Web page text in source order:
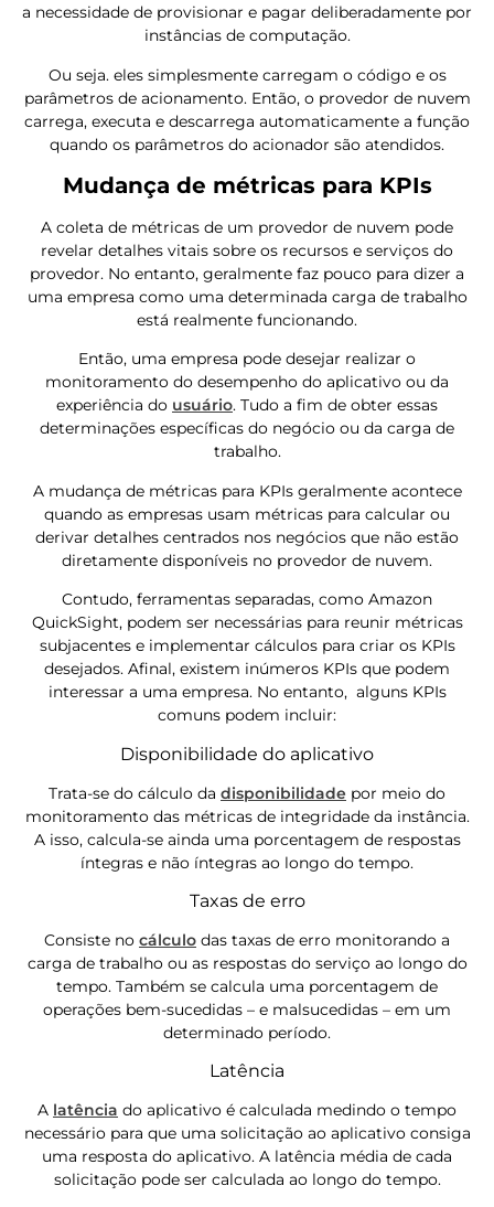
a necessidade de provisionar e pagar deliberadamente por
instâncias de computação.
Ou seja. eles simplesmente carregam o código e os
parâmetros de acionamento. Então, o provedor de nuvem
carrega, executa e descarrega automaticamente a função
quando os parâmetros do acionador são atendidos.
Mudança de métricas para KPIs
A coleta de métricas de um provedor de nuvem pode
revelar detalhes vitais sobre os recursos e serviços do
provedor. No entanto, geralmente faz pouco para dizer a
uma empresa como uma determinada carga de trabalho
está realmente funcionando.
Então, uma empresa pode desejar realizar o
monitoramento do desempenho do aplicativo ou da
experiência do usuário. Tudo a fim de obter essas
determinações específicas do negócio ou da carga de
trabalho.
A mudança de métricas para KPIs geralmente acontece
quando as empresas usam métricas para calcular ou
derivar detalhes centrados nos negócios que não estão
diretamente disponíveis no provedor de nuvem.
Contudo, ferramentas separadas, como Amazon
QuickSight, podem ser necessárias para reunir métricas
subjacentes e implementar cálculos para criar os KPIs
desejados. Afinal, existem inúmeros KPIs que podem
interessar a uma empresa. No entanto, alguns KPIs
comuns podem incluir:
Disponibilidade do aplicativo
Trata-se do cálculo da disponibilidade por meio do
monitoramento das métricas de integridade da instância.
A isso, calcula-se ainda uma porcentagem de respostas
íntegras e não íntegras ao longo do tempo.
Taxas de erro
Consiste no cálculo das taxas de erro monitorando a
carga de trabalho ou as respostas do serviço ao longo do
tempo. Também se calcula uma porcentagem de
operações bem-sucedidas – e malsucedidas – em um
determinado período.
Latência
A latência do aplicativo é calculada medindo o tempo
necessário para que uma solicitação ao aplicativo consiga
uma resposta do aplicativo. A latência média de cada
solicitação pode ser calculada ao longo do tempo.